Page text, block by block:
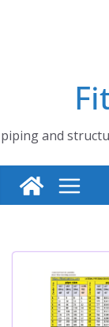
piping and